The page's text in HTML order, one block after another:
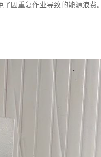
因重复作业导致的能源浪费。